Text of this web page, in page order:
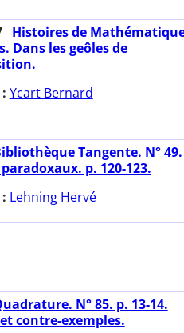
Histoires de
Dans les geôles de
Ycart Bernard
Tangente. N° 49.
p. 120-123.
Lehning Hervé
N° 85. p. 13-14.
contre-exemples.